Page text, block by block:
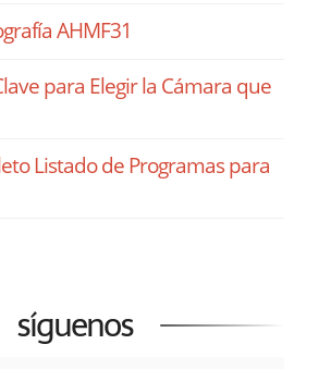
AHMF31
para Elegir la Cámara que
Listado de Programas para
síguenos